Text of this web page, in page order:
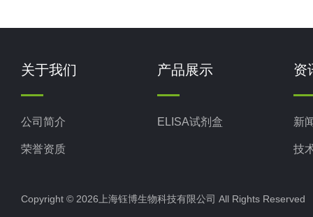
关于我们
公司简介
荣誉资质
产品展示
ELISA试剂盒
资
新
技
Copyright © 2026上海钰博生物科技有限公司 All Rights